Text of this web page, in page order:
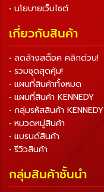
• นโยบายเว็บไซต์
เกี่ยวกับสินค้า
• ลดล้างสต็อค คลิกด่วน!
• รวมชุดสุดคุ้ม!
• แผนที่สินค้าทั้งหมด
• แผนที่สินค้า KENNEDY
• กลุ่มรหัสสินค้า KENNEDY
• หมวดหมู่สินค้า
• แบรนด์สินค้า
• รีวิวสินค้า
กลุ่มสินค้าชั้นนำ